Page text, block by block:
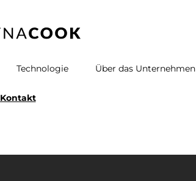
Technologie Über das Unternehmen
Kontakt